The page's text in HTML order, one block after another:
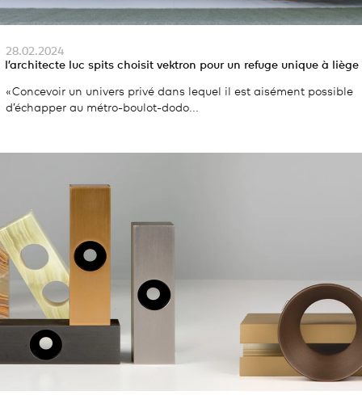
28.02.2024
l’architecte luc spits choisit vektron pour un refuge unique à liège
« Concevoir un univers privé dans lequel il est aisément possible
d’échapper au métro-boulot-dodo...